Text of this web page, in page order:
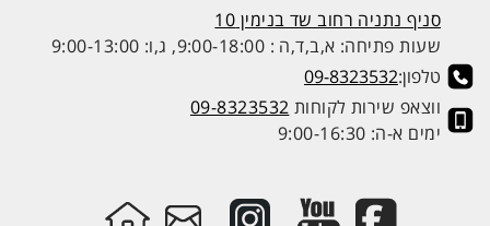
סניף נתניה רחוב שד בנימין 10
שעות פתיחה: א,ב,ד,ה : 9:00-18:00, ג,ו: 9:00-13:00
טלפון:09-8323532
ווצאפ שירות לקוחות 09-8323532
ימים א-ה: 9:00-16:30